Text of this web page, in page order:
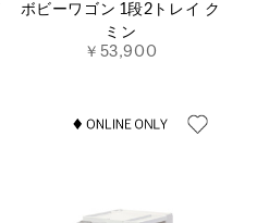
ボビーワゴン 1段2トレイ ク
ミン
￥53,900